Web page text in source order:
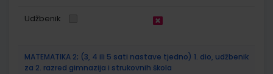
Udžbenik
MATEMATIKA 2; (3, 4 ili 5 sati nastave tjedno) 1. dio, udžbenik
za 2. razred gimnazija i strukovnih škola